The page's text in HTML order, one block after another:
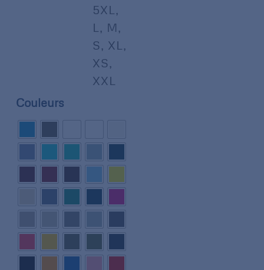
5XL ,
L , M ,
S , XL ,
XS ,
XXL
Couleurs